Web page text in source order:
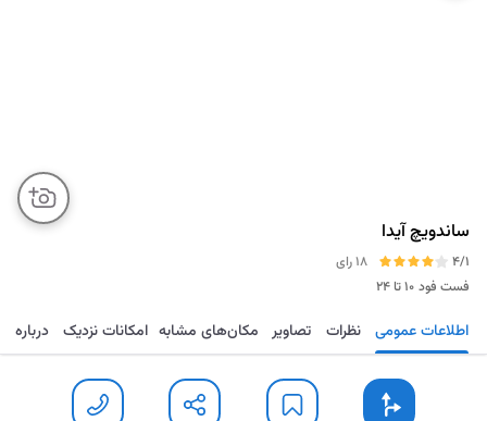
ساندویچ آیدا
4/1
18 رای
فست فود ۱۰ تا ۲۴
مسیریابی ذخیره ارسال تماس اطلاعات عمومی نظرات تصاویر مکان‌های مشابه امکانات نزدیک درباره